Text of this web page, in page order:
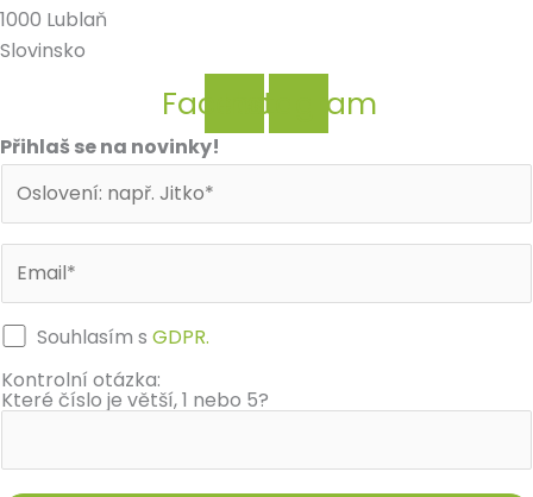
1000 Lublaň
Slovinsko
FacebookInstagram
Přihlaš se na novinky!
Souhlasím sGDPR.
Kontrolní otázka:
Které číslo je větší, 1 nebo 5?